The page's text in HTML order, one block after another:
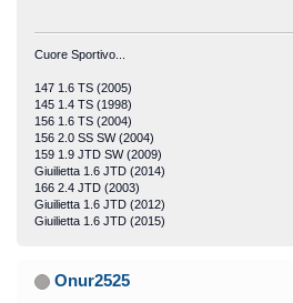
Cuore Sportivo...
147 1.6 TS (2005)
145 1.4 TS (1998)
156 1.6 TS (2004)
156 2.0 SS SW (2004)
159 1.9 JTD SW (2009)
Giuilietta 1.6 JTD (2014)
166 2.4 JTD (2003)
Giuilietta 1.6 JTD (2012)
Giuilietta 1.6 JTD (2015)
Onur2525